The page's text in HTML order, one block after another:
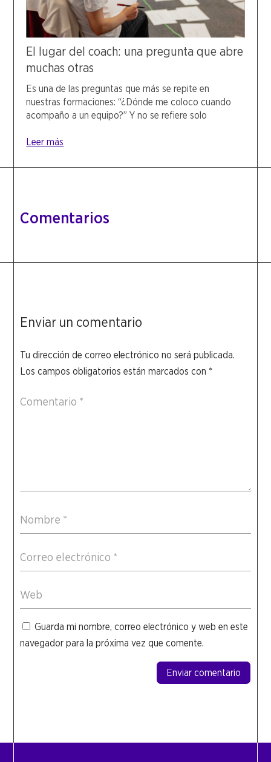
El lugar del coach: una pregunta que abre
muchas otras
Es una de las preguntas que más se repite en
nuestras formaciones: “¿Dónde me coloco cuando
acompaño a un equipo?” Y no se refiere solo
Leer más
Comentarios
Enviar un comentario
Tu dirección de correo electrónico no será publicada.
Los campos obligatorios están marcados con *
Guarda mi nombre, correo electrónico y web en este
navegador para la próxima vez que comente.
Enviar comentario